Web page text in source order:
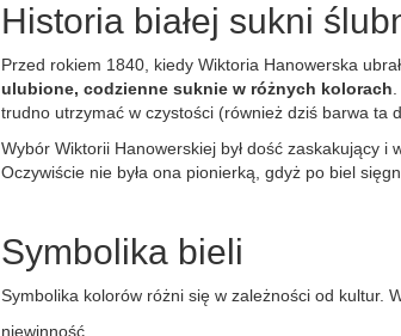
Historia białej sukni
Przed rokiem 1840, kiedy Wiktoria Hanowerska
ulubione, codzienne suknie w różnych kolorach
trudno utrzymać w czystości (również dziś barwa ta
Wybór Wiktorii Hanowerskiej był dość zaskakujący i
Oczywiście nie była ona pionierką, gdyż po biel
Symbolika bieli
Symbolika kolorów różni się w zależności od kultur.
niewinność,